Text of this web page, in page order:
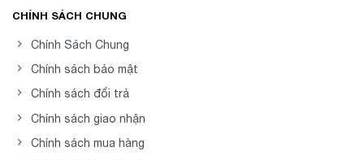
CHÍNH SÁCH CHUNG
Chính Sách Chung
Chính sách bảo mật
Chính sách đổi trả
Chính sách giao nhận
Chính sách mua hàng